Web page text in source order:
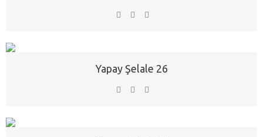
Yapay Şelale 26